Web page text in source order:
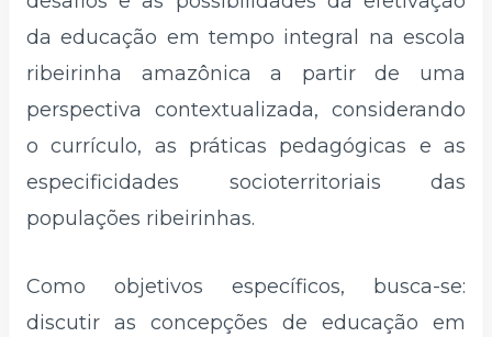
da educação em tempo integral na escola
ribeirinha amazônica a partir de uma
perspectiva contextualizada, considerando
o currículo, as práticas pedagógicas e as
especificidades socioterritoriais das
populações ribeirinhas.
Como objetivos específicos, busca-se:
discutir as concepções de educação em